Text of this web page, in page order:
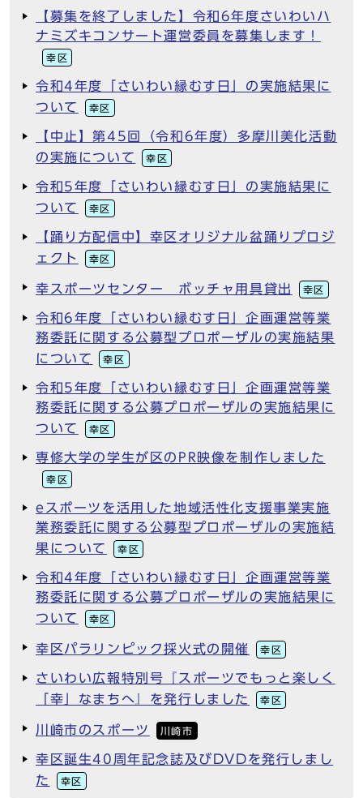
【募集を終了しました】令和6年度さいわいハ
ナミズキコンサート運営委員を募集します！
幸区
令和4年度「さいわい縁むす日」の実施結果に
ついて
幸区
【中止】第45回（令和6年度）多摩川美化活動
の実施について
幸区
令和5年度「さいわい縁むす日」の実施結果に
ついて
幸区
【踊り方配信中】幸区オリジナル盆踊りプロジ
ェクト
幸区
幸スポーツセンター ボッチャ用具貸出 幸区
令和6年度「さいわい縁むす日」企画運営等業
務委託に関する公募型プロポーザルの実施結果
について
幸区
令和5年度「さいわい縁むす日」企画運営等業
務委託に関する公募プロポーザルの実施結果に
ついて
幸区
専修大学の学生が区のPR映像を制作しました
幸区
eスポーツを活用した地域活性化支援事業実施
業務委託に関する公募型プロポーザルの実施結
果について
幸区
令和4年度「さいわい縁むす日」企画運営等業
務委託に関する公募プロポーザルの実施結果に
ついて
幸区
幸区パラリンピック採火式の開催 幸区
さいわい広報特別号『スポーツでもっと楽しく
「幸」なまちへ』を発行しました
幸区
川崎市のスポーツ 川崎市
幸区誕生40周年記念誌及びDVDを発行しまし
た
幸区